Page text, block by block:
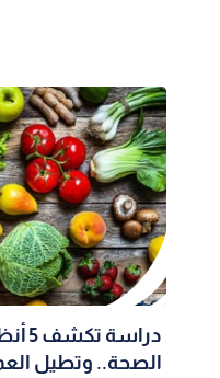
الصحة.. وتطيل